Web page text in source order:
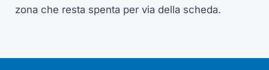
zona che resta spenta per via della scheda.